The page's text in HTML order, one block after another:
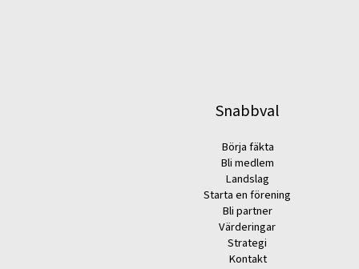
Snabbval
Börja fäkta
Bli medlem
Landslag
Starta en förening
Bli partner
Värderingar
Strategi
Kontakt